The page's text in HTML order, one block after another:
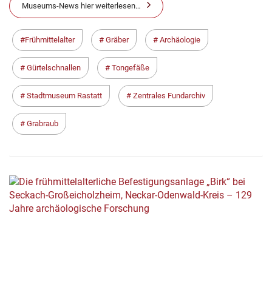
Museums-News hier weiterlesen…
Frühmittelalter Gräber Archäologie
Gürtelschnallen Tongefäße
Stadtmuseum Rastatt Zentrales Fundarchiv
Grabraub